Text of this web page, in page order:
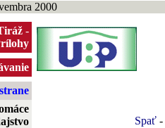
2000
-
Spať-